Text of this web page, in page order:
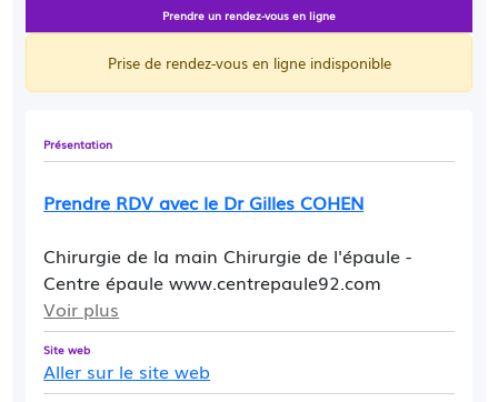
Présentation
Prendre RDV avec le Dr Gilles COHEN
Chirurgie de la main Chirurgie de l'épaule -
Centre épaule www.centrepaule92.com
Voir plus
Site web
Aller sur le site web
Prendre un rendez-vous en ligne
Prise de rendez-vous en ligne indisponible